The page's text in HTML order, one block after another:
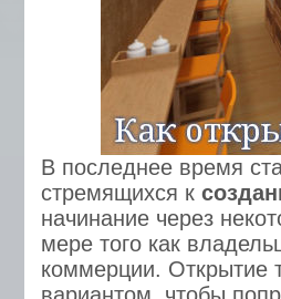
В последнее время
стремящихся к
начинание через
мере того как
коммерции. Открытие